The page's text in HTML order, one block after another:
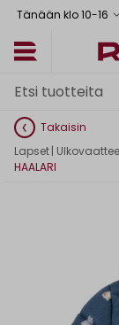
Tänään klo 10-16
Takaisin
Lapset|
HAALARI